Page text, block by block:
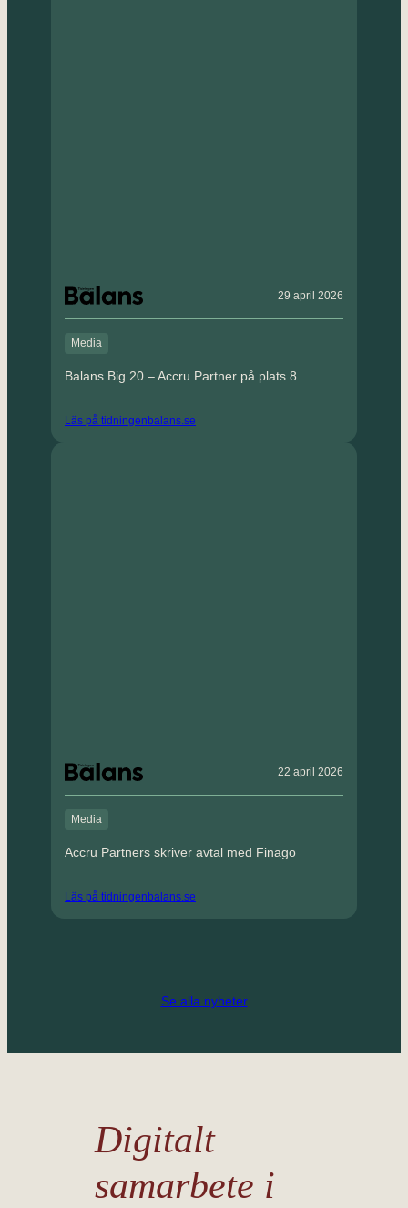
29 april 2026
Media
Balans Big 20 – Accru Partner på plats 8
Läs på tidningenbalans.se
22 april 2026
Media
Accru Partners skriver avtal med Finago
Läs på tidningenbalans.se
Se alla nyheter
Digitalt
samarbete i